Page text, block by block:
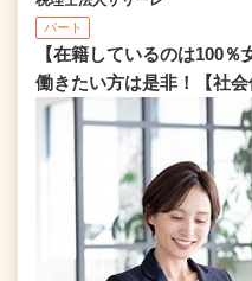
パート
【在籍しているのは100
働きたい方は是非！【社会